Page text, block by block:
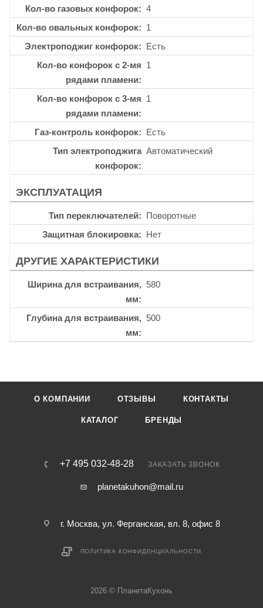
Кол-во газовых конфорок
4
Кол-во овальных конфорок
1
Электроподжиг конфорок
Есть
Кол-во конфорок с 2-мя
рядами пламени
1
Кол-во конфорок с 3-мя
рядами пламени
1
Газ-контроль конфорок
Есть
Тип электроподжига
конфорок
Автоматический
ЭКСПЛУАТАЦИЯ
Тип переключателей
Поворотные
Защитная блокировка
Нет
ДРУГИЕ ХАРАКТЕРИСТИКИ
Ширина для встраивания,
мм
580
Глубина для встраивания,
мм
500
О КОМПАНИИ ОТЗЫВЫ КОНТАКТЫ
КАТАЛОГ БРЕНДЫ
+7 495 032-48-28 ЗАКАЗАТЬ ЗВОНОК
planetakuhon@mail.ru
г. Москва, ул. Ферганская, вл. 8, офис 8
ПОЛИТИКА КОНФИДЕНЦИАЛЬНОСТИ
2026 © ПланетаКухонь